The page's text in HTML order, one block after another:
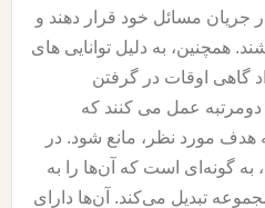
جریان مسائل خود قرار دهند و
همچنین، به دلیل توانایی های
گاهی اوقات در گرفتن
عمل می کنند که
هدف مورد نظر، مانع شود. در
گونه‌ای است که آن‌ها را به
تبدیل می‌کند. آن‌ها دارای